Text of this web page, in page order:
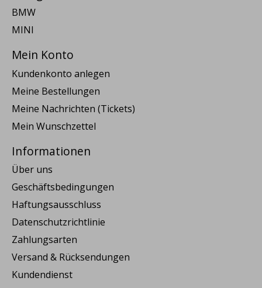
BMW
MINI
Mein Konto
Kundenkonto anlegen
Meine Bestellungen
Meine Nachrichten (Tickets)
Mein Wunschzettel
Informationen
Über uns
Geschäftsbedingungen
Haftungsausschluss
Datenschutzrichtlinie
Zahlungsarten
Versand & Rücksendungen
Kundendienst